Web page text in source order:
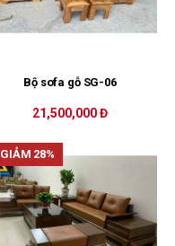
Bộ sofa gỗ SG-06
21,500,000 Đ
GIẢM 28%